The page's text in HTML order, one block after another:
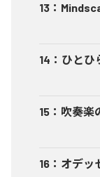
13 ：
14 ： ひとひ
15 ： 吹奏楽
16 ： オデッ